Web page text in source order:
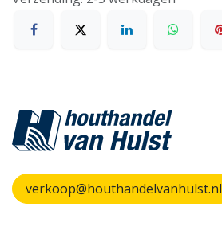
verkoop@houthandelvanhulst.nl